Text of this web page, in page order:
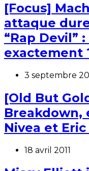
[Focus]
attaque
“Rap Devil”
exactement
3 septembre
[Old But
Breakdown,
Nivea et
18 avril 2011